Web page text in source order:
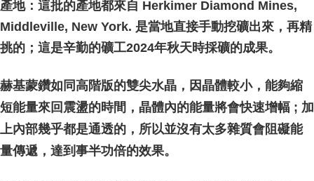
產地：這批的產地都來自 Herkimer Diamond Mines,
Middleville, New York. 是當地直接手動挖礦出來，再精
挑的；這是辛勤的礦工2024年秋天時採礦的成果。
赫基蒙鑽如同高階版的雙尖水晶，因晶體較小，能夠縮
短能量來回震盪的時間，晶體內的能量將會快速增幅 ; 加
上內部幾乎都是通透的，所以並沒有太多雜質會阻礙能
量傳遞，達到事半功倍的效果。